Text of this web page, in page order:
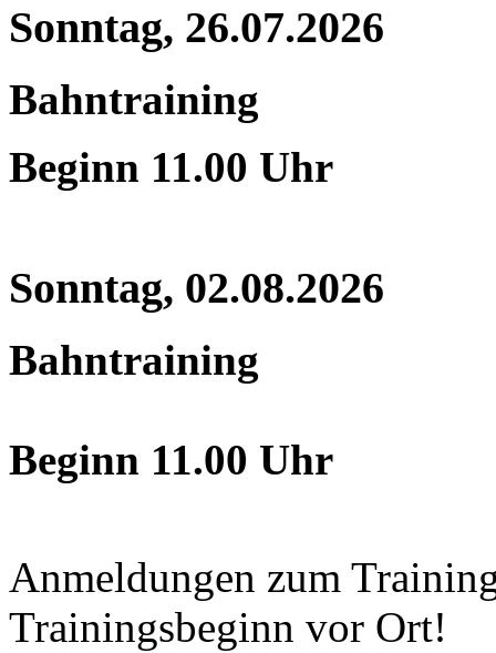
Sonntag, 26.07.2026
Bahntraining
Beginn 11.00 Uhr
Sonntag, 02.08.2026
Bahntraining
Beginn 11.00 Uhr
Anmeldungen zum
Trainingsbeginn vor Ort!